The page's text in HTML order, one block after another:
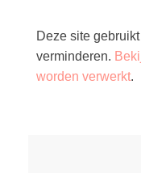
Deze site
verminderen.
worden verwerkt.